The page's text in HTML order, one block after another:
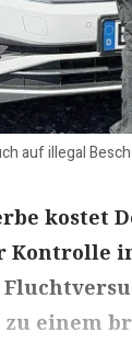
auf illegal
kostet
Kontrolle
einem